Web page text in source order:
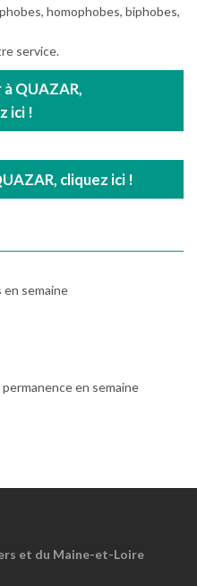
homophobes, biphobes,
service.
QUAZAR,
ici !
cliquez ici !
en semaine
permanence en semaine